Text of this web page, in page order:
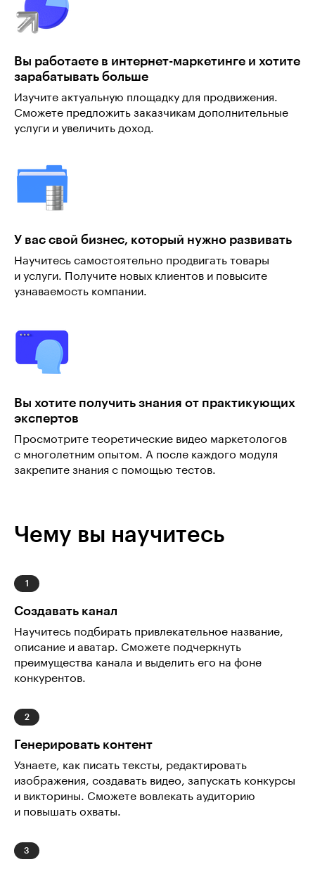
Вы работаете в интернет-маркетинге и хотите
зарабатывать больше
Изучите актуальную площадку для продвижения.
Сможете предложить заказчикам дополнительные
услуги и увеличить доход.
У вас свой бизнес, который нужно развивать
Научитесь самостоятельно продвигать товары
и услуги. Получите новых клиентов и повысите
узнаваемость компании.
Вы хотите получить знания от практикующих
экспертов
Просмотрите теоретические видео маркетологов
с многолетним опытом. А после каждого модуля
закрепите знания с помощью тестов.
Чему вы научитесь
Создавать канал
Научитесь подбирать привлекательное название,
описание и аватар. Сможете подчеркнуть
преимущества канала и выделить его на фоне
конкурентов.
Генерировать контент
Узнаете, как писать тексты, редактировать
изображения, создавать видео, запускать конкурсы
и викторины. Сможете вовлекать аудиторию
и повышать охваты.